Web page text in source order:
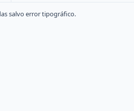
salvo error tipográfico.